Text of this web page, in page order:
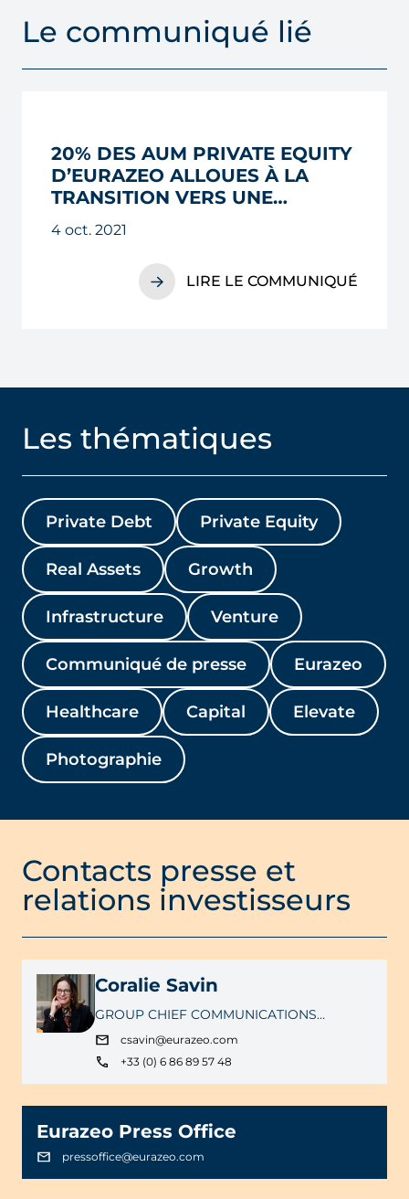
Le communiqué lié
20% DES AUM PRIVATE EQUITY
D’EURAZEO ALLOUES À LA
TRANSITION VERS UNE
ECONOMIE BAS CARBONE ET
PLUS INCLUSIVE
4 oct. 2021
LIRE LE COMMUNIQUÉ
Les thématiques
Private Debt Private Equity
Real Assets Growth
Infrastructure Venture
Communiqué de presse Eurazeo
Healthcare Capital Elevate
Photographie
Contacts presse et
relations investisseurs
Coralie Savin
GROUP CHIEF COMMUNICATIONS
OFFICER
csavin@eurazeo.com
+33 (0) 6 86 89 57 48
Eurazeo Press Office
pressoffice@eurazeo.com